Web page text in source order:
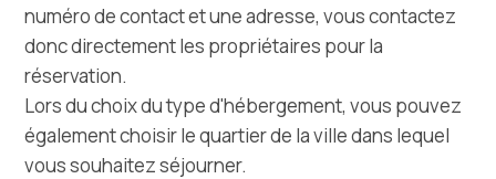
Rechercher
Destination
Que faire
numéro de contact et une adresse, vous contactez
donc directement les propriétaires pour la
réservation.
Lors du choix du type d'hébergement, vous pouvez
également choisir le quartier de la ville dans lequel
vous souhaitez séjourner.